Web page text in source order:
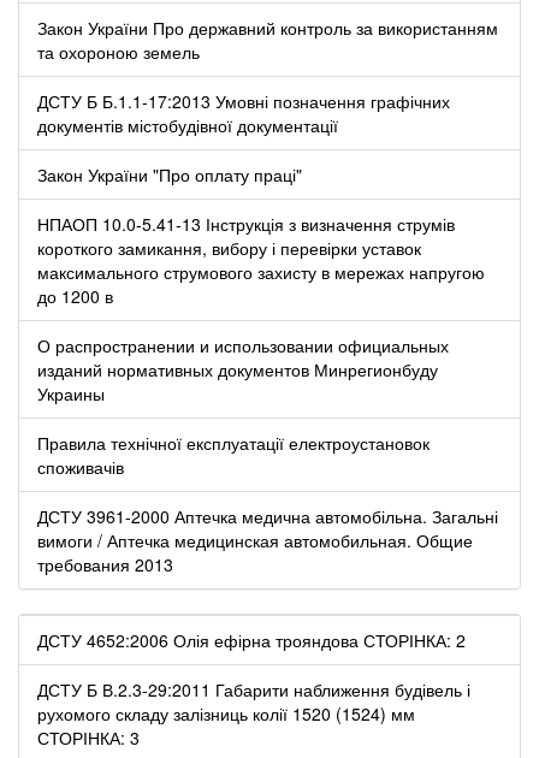
Закон України Про державний контроль за використанням
та охороною земель
ДСТУ Б Б.1.1-17:2013 Умовні позначення графічних
документів містобудівної документації
Закон України "Про оплату праці"
НПАОП 10.0-5.41-13 Інструкція з визначення струмів
короткого замикання, вибору і перевірки уставок
максимального струмового захисту в мережах напругою
до 1200 в
О распространении и использовании официальных
изданий нормативных документов Минрегионбуду
Украины
Правила технічної експлуатації електроустановок
споживачів
ДСТУ 3961-2000 Аптечка медична автомобільна. Загальні
вимоги / Аптечка медицинская автомобильная. Общие
требования 2013
ДСТУ 4652:2006 Олія ефірна трояндова СТОРІНКА: 2
ДСТУ Б В.2.3-29:2011 Габарити наближення будівель і
рухомого складу залізниць колії 1520 (1524) мм
СТОРІНКА: 3